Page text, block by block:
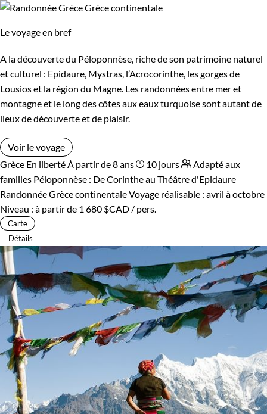
Le voyage en bref
A la découverte du Péloponnèse, riche de son patrimoine naturel
et culturel : Epidaure, Mystras, l’Acrocorinthe, les gorges de
Lousios et la région du Magne. Les randonnées entre mer et
montagne et le long des côtes aux eaux turquoise sont autant de
lieux de découverte et de plaisir.
Voir le voyage
Grèce En liberté À partir de 8 ans 10 jours
Adapté aux
familles Péloponnèse : De Corinthe au Théâtre d'Epidaure
Randonnée Grèce continentaleVoyage réalisable : avril à octobre
Niveau : à partir de 1 680 $CAD / pers.
Carte
Détails